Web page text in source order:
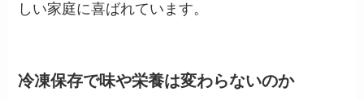
しい家庭に喜ばれています。
冷凍保存で味や栄養は変わらないのか